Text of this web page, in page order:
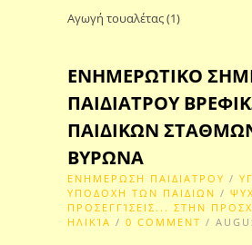
Αγωγή τουαλέτας (1)
ΕΝΗΜΕΡΩΤΙΚΟ
ΠΑΙΔΙΑΤΡΟΥ
ΠΑΙΔΙΚΩΝ
ΒΥΡΩΝΑ
ΕΝΗΜΕΡΩΣΗ ΠΑΙΔΙΑΤΡΟΥ /
ΥΠΟΔΟΧΗ ΤΩΝ ΠΑΙΔΙΩΝ /
ΠΡΟΣΕΓΓΊΣΕΙΣ... ΣΤΗΝ
ΗΛΙΚΊΑ / 0 COMMENT /